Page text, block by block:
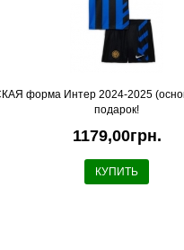
форма Интер 2024-2025
подарок!
1179,00грн.
КУПИТЬ